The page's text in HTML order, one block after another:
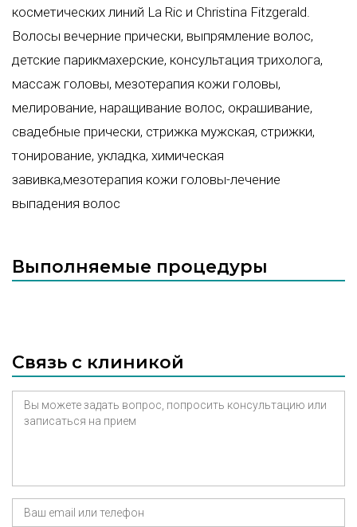
косметических линий La Ric и Christina Fitzgerald.
Волосы вечерние прически, выпрямление волос,
детские парикмахерские, консультация трихолога,
массаж головы, мезотерапия кожи головы,
мелирование, наращивание волос, окрашивание,
свадебные прически, стрижка мужская, стрижки,
тонирование, укладка, химическая
завивка,мезотерапия кожи головы-лечение
выпадения волос
Выполняемые процедуры
Связь с клиникой